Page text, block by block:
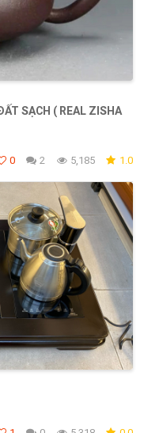
SẠCH ( REAL ZISHA
0 2 5,185 1.0